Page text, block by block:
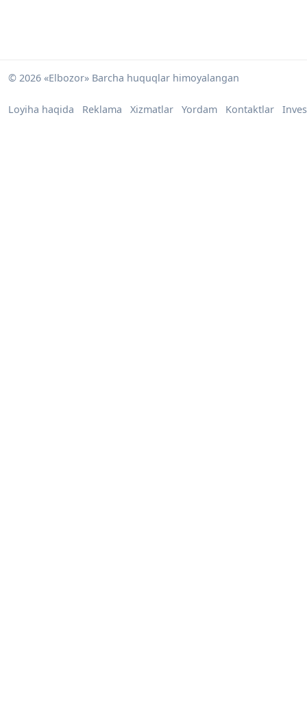
© 2026 «Elbozor» Barcha huquqlar himoyalangan
Loyiha haqida Reklama Xizmatlar Yordam Kontaktlar